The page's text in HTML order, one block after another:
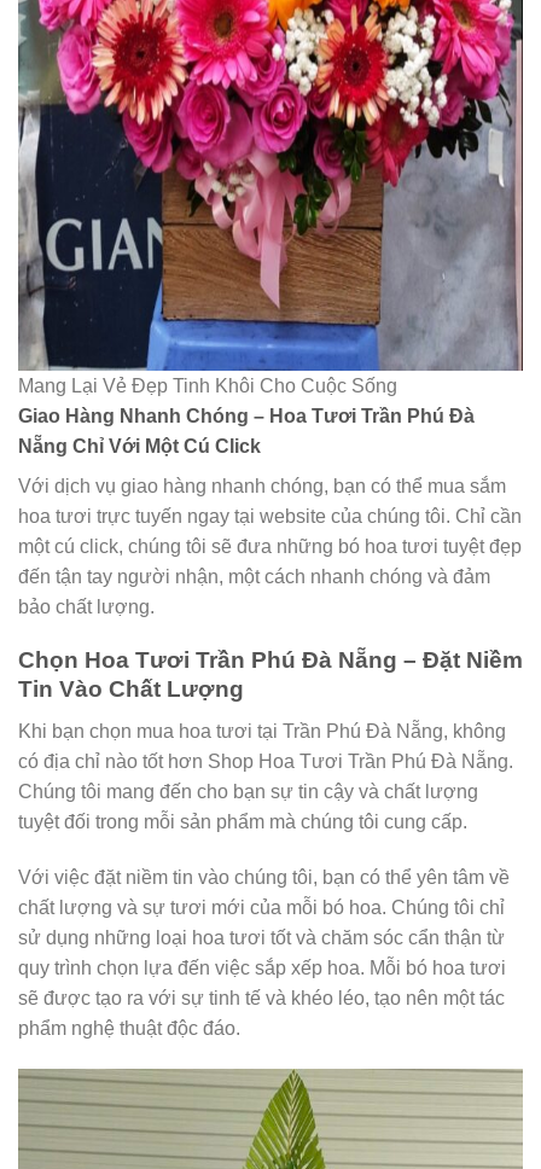
Mang Lại Vẻ Đẹp Tinh Khôi Cho Cuộc Sống
Giao Hàng Nhanh Chóng – Hoa Tươi Trần Phú Đà
Nẵng Chỉ Với Một Cú Click
Với dịch vụ giao hàng nhanh chóng, bạn có thể mua sắm
hoa tươi trực tuyến ngay tại website của chúng tôi. Chỉ cần
một cú click, chúng tôi sẽ đưa những bó hoa tươi tuyệt đẹp
đến tận tay người nhận, một cách nhanh chóng và đảm
bảo chất lượng.
Chọn Hoa Tươi Trần Phú Đà Nẵng – Đặt Niềm
Tin Vào Chất Lượng
Khi bạn chọn mua hoa tươi tại Trần Phú Đà Nẵng, không
có địa chỉ nào tốt hơn Shop Hoa Tươi Trần Phú Đà Nẵng.
Chúng tôi mang đến cho bạn sự tin cậy và chất lượng
tuyệt đối trong mỗi sản phẩm mà chúng tôi cung cấp.
Với việc đặt niềm tin vào chúng tôi, bạn có thể yên tâm về
chất lượng và sự tươi mới của mỗi bó hoa. Chúng tôi chỉ
sử dụng những loại hoa tươi tốt và chăm sóc cẩn thận từ
quy trình chọn lựa đến việc sắp xếp hoa. Mỗi bó hoa tươi
sẽ được tạo ra với sự tinh tế và khéo léo, tạo nên một tác
phẩm nghệ thuật độc đáo.